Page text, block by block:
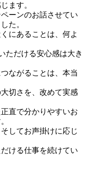
ます。
ーンのお話させてい
た。
にあることは、何よ
ただける安心感は大き
ながることは、本当
切さを、改めて実感
直で分かりやすいお
してお声掛けに応じ
ける仕事を続けてい